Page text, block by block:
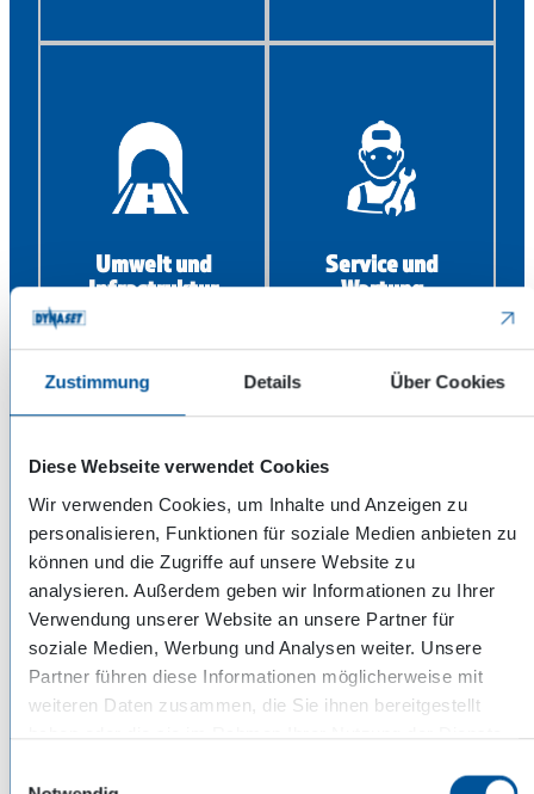
Zustimmung Details Über Cookies
Diese Webseite verwendet Cookies
Wir verwenden Cookies, um Inhalte und Anzeigen zu
personalisieren, Funktionen für soziale Medien anbieten zu
können und die Zugriffe auf unsere Website zu
analysieren. Außerdem geben wir Informationen zu Ihrer
Verwendung unserer Website an unsere Partner für
soziale Medien, Werbung und Analysen weiter. Unsere
Partner führen diese Informationen möglicherweise mit
weiteren Daten zusammen, die Sie ihnen bereitgestellt
Umwelt und
Infrastruktur
Service und
Wartung
Immobilien
Management
Forstwirtschaft,
Landwirtschaft
und
Fischwirtschaft